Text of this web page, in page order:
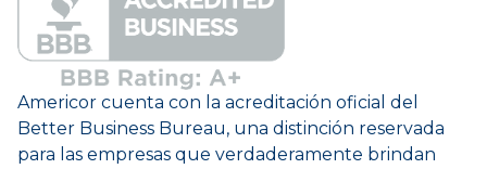
Americor cuenta con la acreditación oficial del
Better Business Bureau, una distinción reservada
para las empresas que verdaderamente brindan